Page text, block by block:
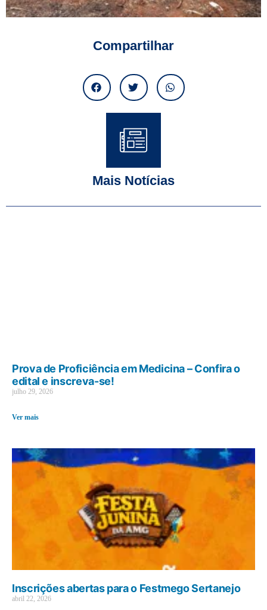
Compartilhar
Mais Notícias
Prova de Proficiência em Medicina – Confira o
edital e inscreva-se!
julho 29, 2026
Ver mais
Inscrições abertas para o Festmego Sertanejo
abril 22, 2026